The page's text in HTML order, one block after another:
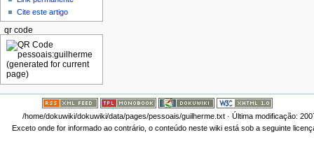
Cite este artigo
qr code
/home/dokuwiki/dokuwiki/data/pages/pessoais/guilherme.txt· Última modificação:
Exceto onde for informado ao contrário, o conteúdo neste wiki está sob a seguinte